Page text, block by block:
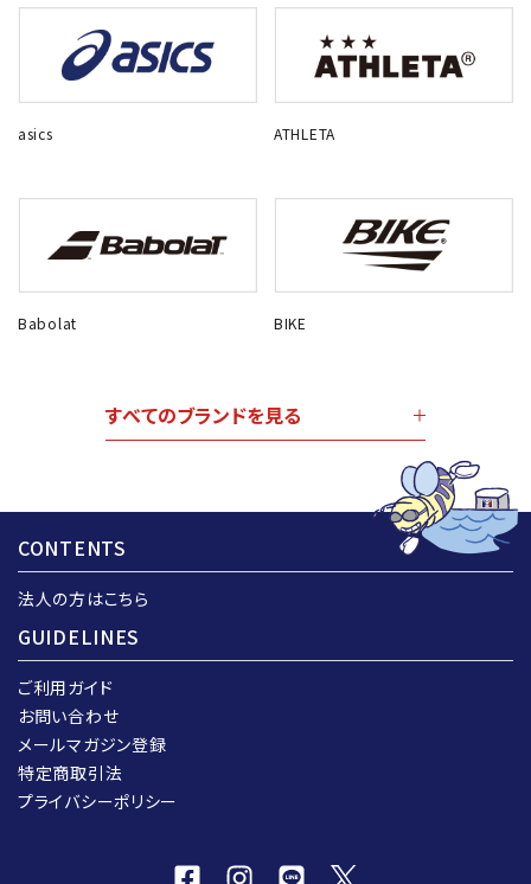
asics ATHLETA
Babolat BIKE
すべてのブランドを見る
CONTENTS
法人の方はこちら
GUIDELINES
ご利用ガイド
お問い合わせ
メールマガジン登録
特定商取引法
プライバシーポリシー